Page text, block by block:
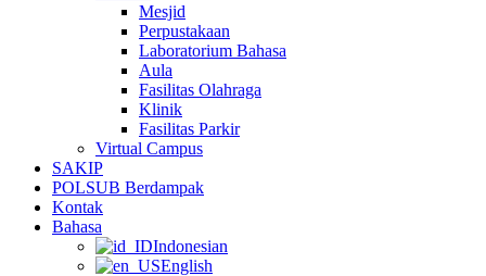
Mesjid
Perpustakaan
Laboratorium Bahasa
Aula
Fasilitas Olahraga
Klinik
Fasilitas Parkir
Virtual Campus
SAKIP
POLSUB Berdampak
Kontak
Bahasa
Indonesian
English